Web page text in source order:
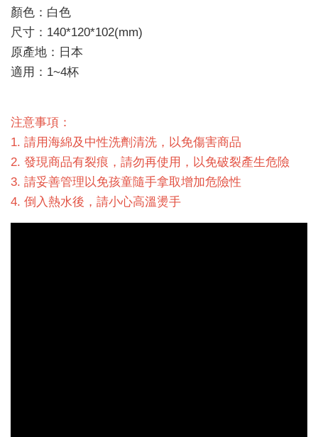
顏色：白色
尺寸：140*120*102(mm)
原產地：日本
適用：1~4杯
注意事項：
1. 請用海綿及中性洗劑清洗，以免傷害商品
2. 發現商品有裂痕，請勿再使用，以免破裂產生危險
3. 請妥善管理以免孩童隨手拿取增加危險性
4. 倒入熱水後，請小心高溫燙手